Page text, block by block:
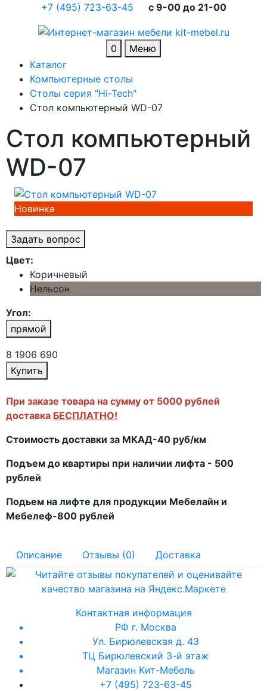
+7 (495) 723-63-45 c 9-00 до 21-00
0
Меню
Каталог
Компьютерные столы
Столы серия "Hi-Tech"
Cтол компьютерный WD-07
Cтол компьютерный
WD-07
Новинка
Задать вопрос
Цвет:
Коричневый
Нельсон
Угол:
прямой
8 1906 690
Купить
При заказе товара на сумму от 5000 рублей
доставка БЕСПЛАТНО!
Стоимость доставки за МКАД-40 руб/км
Подъем до квартиры при наличии лифта - 500
рублей
Подьем на лифте для продукции Мебелайн и
Мебелеф-800 рублей
Описание Отзывы (0) Доставка
Контактная информация
РФ г. Москва
Ул. Бирюлевская д. 43
ТЦ Бирюлевский 3-й этаж
Магазин Кит-Мебель
+7 (495) 723-63-45